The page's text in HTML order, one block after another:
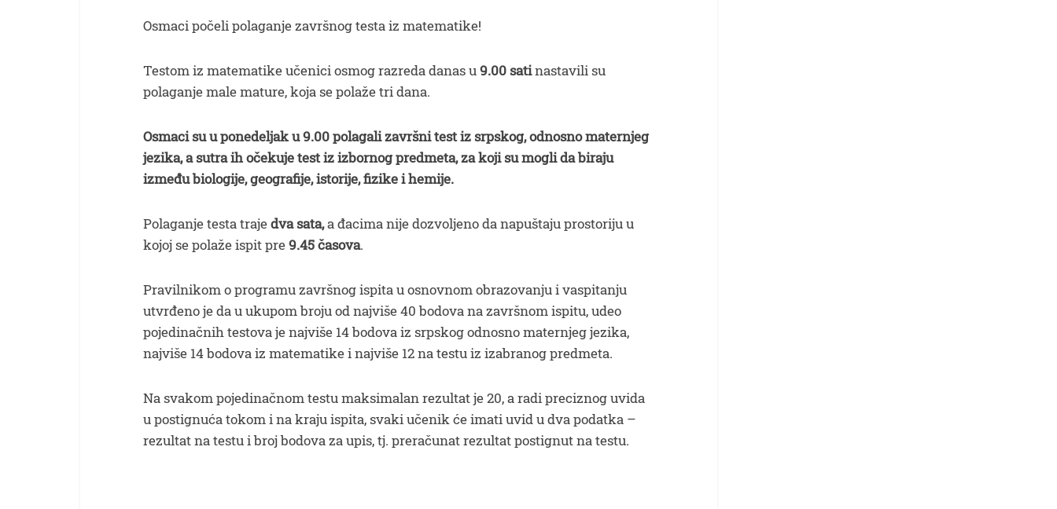
Osmaci počeli polaganje završnog testa iz matematike!
Testom iz matematike učenici osmog razreda danas u9.00 satinastavili su
polaganje male mature, koja se polaže tri dana.
Osmaci su u ponedeljak u 9.00 polagali završni test iz srpskog, odnosno maternjeg
jezika, a sutra ih očekuje test iz izbornog predmeta, za koji su mogli da biraju
između biologije, geografije, istorije, fizike i hemije.
Polaganje testa trajedva sata,a đacima nije dozvoljeno da napuštaju prostoriju u
kojoj se polaže ispit pre9.45 časova.
Pravilnikom o programu završnog ispita u osnovnom obrazovanju i vaspitanju
utvrđeno je da u ukupom broju od najviše 40 bodova na završnom ispitu, udeo
pojedinačnih testova je najviše 14 bodova iz srpskog odnosno maternjeg jezika,
najviše 14 bodova iz matematike i najviše 12 na testu iz izabranog predmeta.
Na svakom pojedinačnom testu maksimalan rezultat je 20, a radi preciznog uvida
u postignuća tokom i na kraju ispita, svaki učenik će imati uvid u dva podatka –
rezultat na testu i broj bodova za upis, tj. preračunat rezultat postignut na testu.